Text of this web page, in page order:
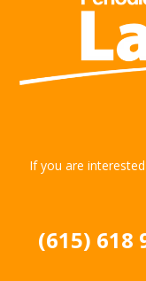
If you are
(615) 618